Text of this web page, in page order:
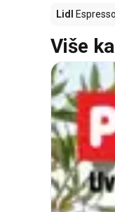
Lidl Espresso
Više